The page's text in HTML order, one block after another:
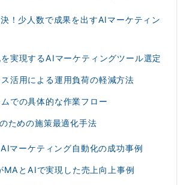
！少人数で成果を出すAIマーケティン
実現するAIマーケティングツール選定
活用による運用負荷の軽減方法
での具体的な作業フロー
ための施策最適化手法
マーケティング自動化の成功事例
MAとAIで実現した売上向上事例